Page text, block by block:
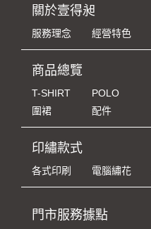
關於壹得昶
服務理念 經營特色
商品總覽
T-SHIRT POLO
圍裙
配件
印繡款式
各式印刷 電腦繡花
門市服務據點